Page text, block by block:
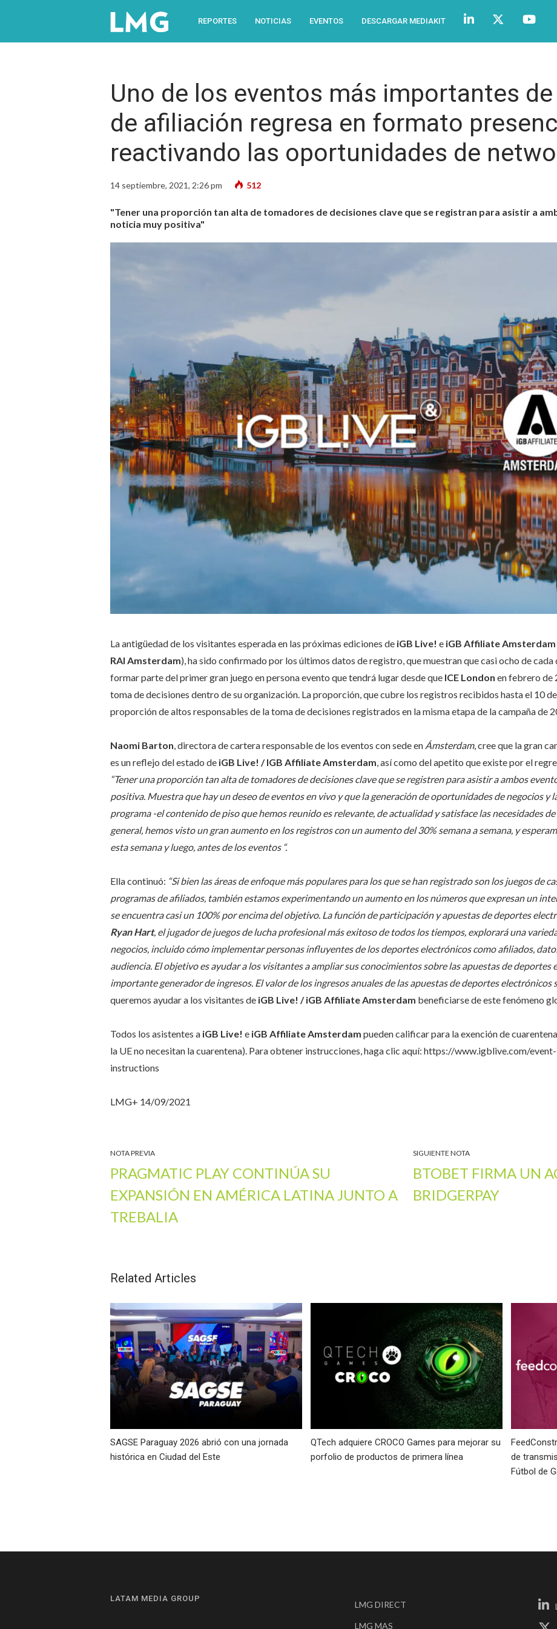
REPORTES NOTICIAS EVENTOS DESCARGAR MEDIAKIT
Uno de los eventos más importantes
de afiliación regresa en formato
reactivando las oportunidades de
14 septiembre, 2021, 2:26 pm 512
"Tener una proporción tan alta de tomadores de decisiones clave que se registran para asistir a
noticia muy positiva"
La antigüedad de los visitantes esperada en las próximas ediciones de iGB Live! e iGB Affiliate Amsterdam
RAI Amsterdam), ha sido confirmado por los últimos datos de registro, que muestran que casi ocho de cada
formar parte del primer gran juego en persona evento que tendrá lugar desde que ICE London en febrero de
toma de decisiones dentro de su organización. La proporción, que cubre los registros recibidos hasta el 10
proporción de altos responsables de la toma de decisiones registrados en la misma etapa de la campaña de
Naomi Barton , directora de cartera responsable de los eventos con sede en Ámsterdam, cree que la gran
es un reflejo del estado de iGB Live! / IGB Affiliate Amsterdam , así como del apetito que existe por el
“Tener una proporción tan alta de tomadores de decisiones clave que se registren para asistir a ambos
positiva. Muestra que hay un deseo de eventos en vivo y que la generación de oportunidades de negocios y
programa -el contenido de piso que hemos reunido es relevante, de actualidad y satisface las necesidades
general, hemos visto un gran aumento en los registros con un aumento del 30% semana a semana, y
esta semana y luego, antes de los eventos “.
Ella continuó: “Si bien las áreas de enfoque más populares para los que se han registrado son los juegos de
programas de afiliados, también estamos experimentando un aumento en los números que expresan un
se encuentra casi un 100% por encima del objetivo. La función de participación y apuestas de deportes
Ryan Hart, el jugador de juegos de lucha profesional más exitoso de todos los tiempos, explorará una
negocios, incluido cómo implementar personas influyentes de los deportes electrónicos como afiliados,
audiencia. El objetivo es ayudar a los visitantes a ampliar sus conocimientos sobre las apuestas de deportes
importante generador de ingresos. El valor de los ingresos anuales de las apuestas de deportes electrónicos
queremos ayudar a los visitantes de iGB Live! / iGB Affiliate Amsterdam beneficiarse de este fenómeno
Todos los asistentes a iGB Live! e iGB Affiliate Amsterdam pueden calificar para la exención de
la UE no necesitan la cuarentena). Para obtener instrucciones, haga clic aquí: https://www.igblive.com/
instructions
LMG+ 14/09/2021
NOTA PREVIA
PRAGMATIC PLAY CONTINÚA SU
EXPANSIÓN EN AMÉRICA LATINA JUNTO A
TREBALIA
SIGUIENTE NOTA
BTOBET FIRMA UN
BRIDGERPAY
Related Articles
SAGSE Paraguay 2026 abrió con una jornada
histórica en Ciudad del Este
QTech adquiere CROCO Games para mejorar su
porfolio de productos de primera línea
de
Fútbol de
LATAM MEDIA GROUP
LMG DIRECT
LMG MAS